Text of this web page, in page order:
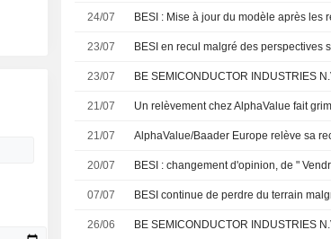
24/07 BESI : Mise à jour du modèle après les
23/07 BESI en recul malgré des perspectives
23/07
21/07 Un relèvement chez AlphaValue fait
21/07
20/07 BESI : changement d'opinion, de "
07/07 BESI continue de perdre du terrain
26/06